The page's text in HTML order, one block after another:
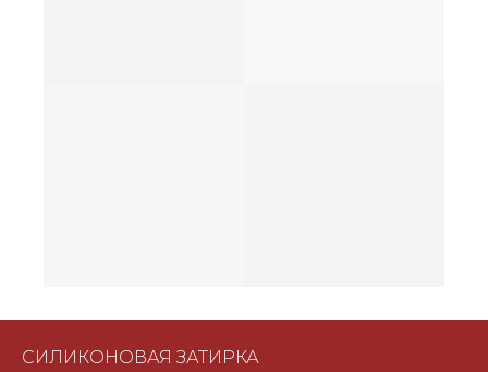
СИЛИКОНОВАЯ ЗАТИРКА